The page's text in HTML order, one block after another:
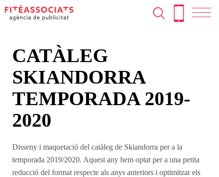
CATÀLEG
SKIANDORRA
TEMPORADA 2019-
2020
Disseny i maquetació del catàleg de Skiandorra per a la
temporada 2019/2020. Aquest any hem optat per a una petita
reducció del format respecte als anys anteriors i optimitzar els